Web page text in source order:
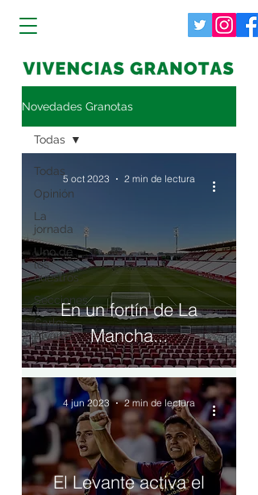
Novedades Granotas
Todas
Opinión
La
jornada
Uno de
los
nuestros
Secciones
Carlos
Álvarez
Todas
En un fortín de La
Mancha...
5 oct 2023 2 min de lectura
El Levante activa el
4 jun 2023 2 min de lectura